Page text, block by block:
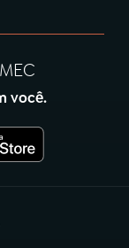
você.
aba)